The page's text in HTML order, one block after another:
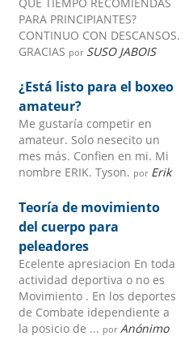
PARA PRINCIPIANTES?
CONTINUO CON DESCANSOS.
GRACIAS por SUSO JABOIS
¿Está listo para el boxeo
amateur?
Me gustaría competir en
amateur. Solo nesecito un
mes más. Confien en mi. Mi
nombre ERIK. Tyson. por Erik
Teoría de movimiento
del cuerpo para
peleadores
Ecelente apresiacion En toda
actividad deportiva o no es
Movimiento . En los deportes
de Combate idependiente a
la posicio de ... por Anónimo